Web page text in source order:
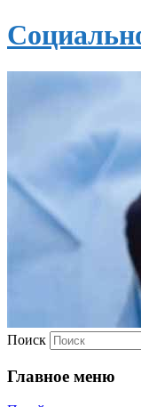
Поиск
Главное меню